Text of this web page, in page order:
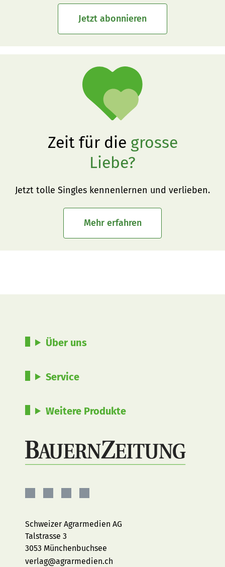
Jetzt abonnieren
Zeit für die grosse
Liebe?
Jetzt tolle Singles kennenlernen und verlieben.
Mehr erfahren
Über uns
Service
Weitere Produkte
Facebook
Instagram
YouTubeLinkedIn
Schweizer Agrarmedien AG
Talstrasse 3
3053 Münchenbuchsee
verlag@agrarmedien.ch